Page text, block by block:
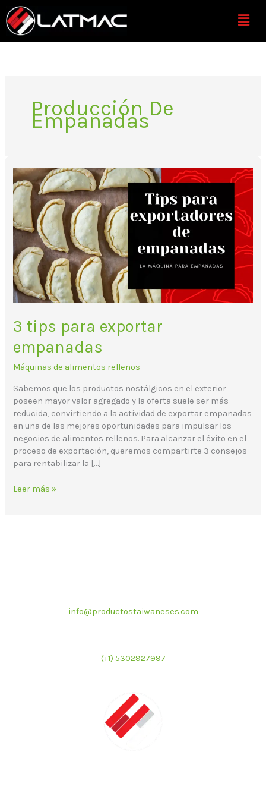
al
contenido
Menú
Producción De
Empanadas
3 tips para exportar
empanadas
Máquinas de alimentos rellenos
Sabemos que los productos nostálgicos en el exterior
poseen mayor valor agregado y la oferta suele ser más
reducida, convirtiendo a la actividad de exportar empanadas
en una de las mejores oportunidades para impulsar los
negocios de alimentos rellenos. Para alcanzar el éxito en el
proceso de exportación, queremos compartirte 3 consejos
para rentabilizar la […]
3
tips
para
exportar
empanadas
Leer más »
info@productostaiwaneses.com
(+1) 5302927997